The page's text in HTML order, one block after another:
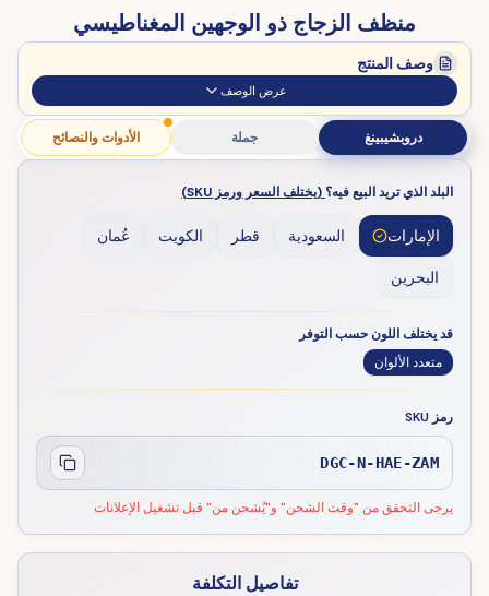
منظف ​​الزجاج ذو الوجهين المغناطيسي
وصف المنتج
عرض الوصف
دروبشيبينغ جملة الأدوات والنصائح
البلد الذي تريد البيع فيه؟ (يختلف السعر ورمز SKU)
الإمارات السعودية قطر الكويت عُمان
البحرين
قد يختلف اللون حسب التوفر
متعدد الألوان
رمز SKU
DGC-N-HAE-ZAM
يرجى التحقق من "وقت الشحن" و"يُشحن من" قبل تشغيل الإعلانات
تفاصيل التكلفة